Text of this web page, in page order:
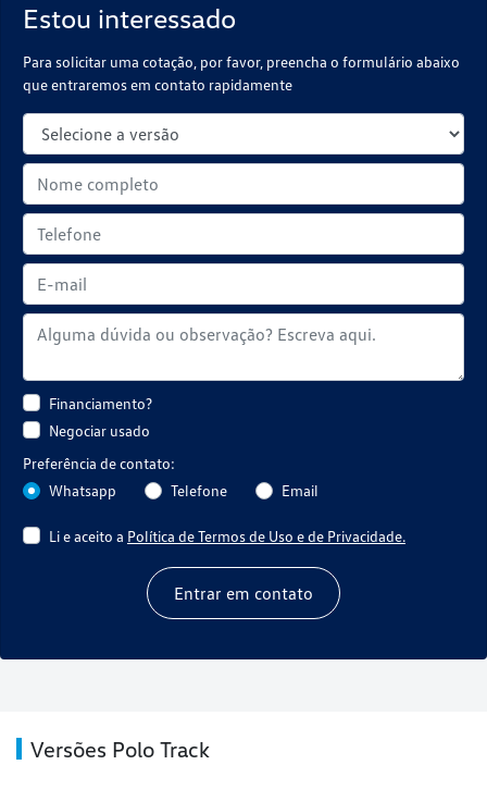
Estou interessado
Para solicitar uma cotação, por favor, preencha o formulário abaixo
que entraremos em contato rapidamente
Financiamento?
Negociar usado
Preferência de contato:
Whatsapp
Telefone Email
Li e aceito a Política de Termos de Uso e de Privacidade.
Entrar em contato
Versões Polo Track